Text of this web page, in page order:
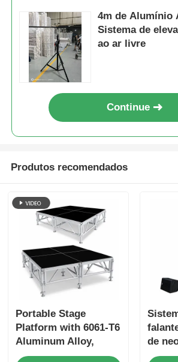
Estrutura de Iluminação para
Parâmetro de exibição de LED
Estojo de vôo
Truss circular
equipamento de palco usado
4m de Alumínio
Sistema de
ao ar livre
Continue
Produtos recomendados
Portable Stage
Platform with 6061-T6
Aluminum Alloy,
500kg/m² Load
de